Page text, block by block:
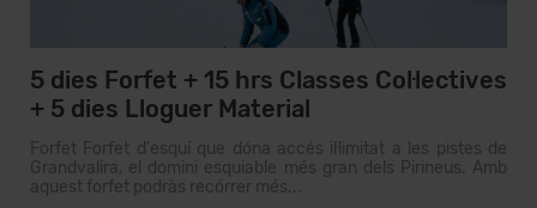
5 dies Forfet + 15 hrs Classes Col·lectives
+ 5 dies Lloguer Material
Forfet Forfet d'esquí que dóna accés il·limitat a les pistes de
Grandvalira, el domini esquiable més gran dels Pirineus. Amb
aquest forfet podràs recórrer més...